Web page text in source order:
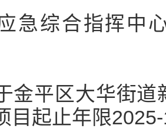
急综合指挥中
金平区大华街
目起止年限